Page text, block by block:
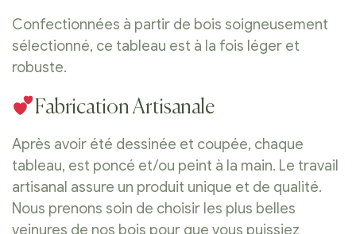
Confectionnées à partir de bois soigneusement
sélectionné, ce tableau est à la fois léger et
robuste.
Fabrication Artisanale
Après avoir été dessinée et coupée, chaque
tableau, est poncé et/ou peint à la main. Le travail
artisanal assure un produit unique et de qualité.
Nous prenons soin de choisir les plus belles
veinures de nos bois pour que vous puissiez